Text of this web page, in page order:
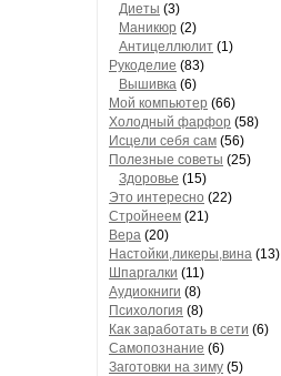
Диеты (3)
Маникюр (2)
Антицеллюлит (1)
Рукоделие (83)
Вышивка (6)
Мой компьютер (66)
Холодный фарфор (58)
Исцели себя сам (56)
Полезные советы (25)
Здоровье (15)
Это интересно (22)
Стройнеем (21)
Вера (20)
Настойки,ликеры,вина (13)
Шпаргалки (11)
Аудиокниги (8)
Психология (8)
Как заработать в сети (6)
Самопознание (6)
Заготовки на зиму (5)